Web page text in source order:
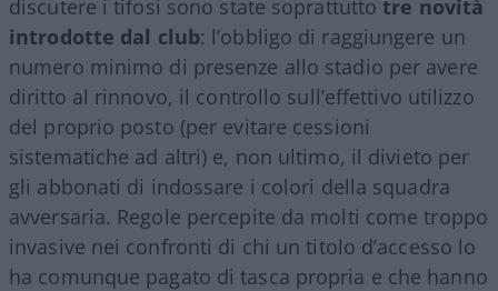
discutere i tifosi sono state soprattutto tre novità
introdotte dal club: l’obbligo di raggiungere un
numero minimo di presenze allo stadio per avere
diritto al rinnovo, il controllo sull’effettivo utilizzo
del proprio posto (per evitare cessioni
sistematiche ad altri) e, non ultimo, il divieto per
gli abbonati di indossare i colori della squadra
avversaria. Regole percepite da molti come troppo
invasive nei confronti di chi un titolo d’accesso lo
ha comunque pagato di tasca propria e che hanno